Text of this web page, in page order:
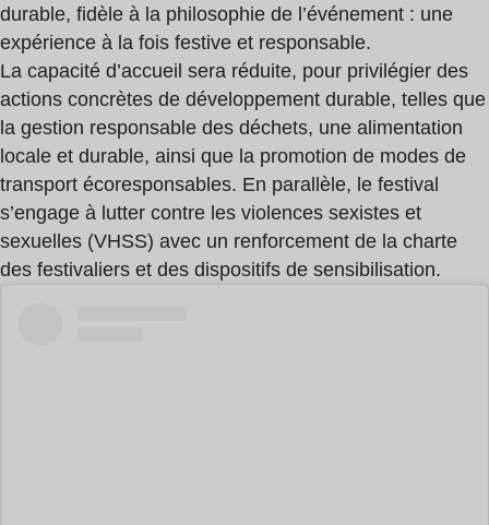
durable, fidèle à la philosophie de l’événement : une
expérience à la fois festive et responsable.
La capacité d’accueil sera réduite, pour privilégier des
actions concrètes de développement durable, telles que
la gestion responsable des déchets, une alimentation
locale et durable, ainsi que la promotion de modes de
transport écoresponsables. En parallèle, le festival
s’engage à lutter contre les violences sexistes et
sexuelles (VHSS) avec un renforcement de la charte
des festivaliers et des dispositifs de sensibilisation.